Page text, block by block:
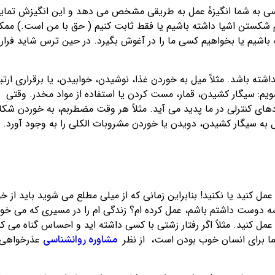
به شما انگیزۀ عمل به طریقی مشخص می دهد و این انگیزش
شکستن اشیا داشته باشیم یا فقط ثابت کنیم ( حق با من است.)
یا بخواهیم کسی ما را در آغوش بگیرد. در حین ترس شاید فرار
باشد. مثلاً میل به خوردن غذا، نوشیدن، خوابیدن، یا برقراری
سیگار کشیدن، قمار، مست کردن یا استفاده از مواد مخدر. وقتی
کنترلی در ما پدید می آید. مثلاً هر وقت مضطربم، به خوردن
سیگار کشیدن، دویدن یا خوردن مشروبات الکلی را به وجود آورد.
کنید یا نکنید! بنابراین زمانی که از میلی مطلع می شوید باید از
دوست داشتم باشم، عمل کرده ام؟ زندگی ام را در مسیری که می
مثلاً اگر رفتار زشتی با کسی داشته اید و احساس گناه می
برای انسان خوب بودن است، از نظر مشاوره روانشناسی